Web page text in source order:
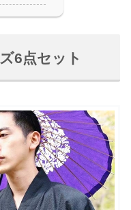
6点セット